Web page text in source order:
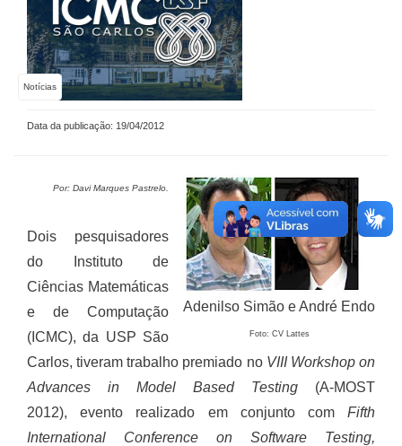
Notícias
Data da publicação: 19/04/2012
Adenilso Simão e André Endo
Foto: CV Lattes
Por: Davi Marques Pastrelo.
Dois pesquisadores
do Instituto de
Ciências Matemáticas
e de Computação
(ICMC), da USP São
Carlos, tiveram trabalho premiado no VIII Workshop on
Advances in Model Based Testing (A-MOST
2012), evento realizado em conjunto com Fifth
International Conference on Software Testing,